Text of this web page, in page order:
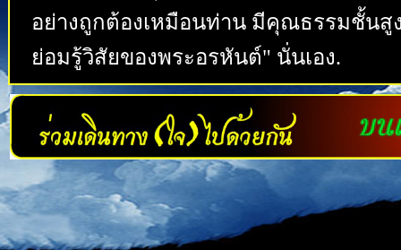
อย่างถูกต้องเหมือนท่าน มีคุณธรรมชั้นสู
ย่อมรู้วิสัยของพระอรหันต์" นั่นเอง.